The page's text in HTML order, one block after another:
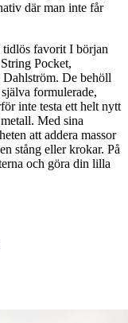
där man inte får
tidlös favorit I början
Pocket,
De behöll
formulerade,
inte testa ett helt nytt
Med sina
att addera massor
stång eller krokar. På
och göra din lilla